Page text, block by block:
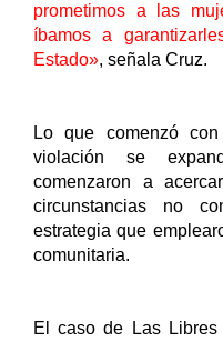
prometimos a las
íbamos a
Estado», señala Cruz.
Lo que comenzó
violación se
comenzaron a
circunstancias no
estrategia que
comunitaria.
El caso de Las